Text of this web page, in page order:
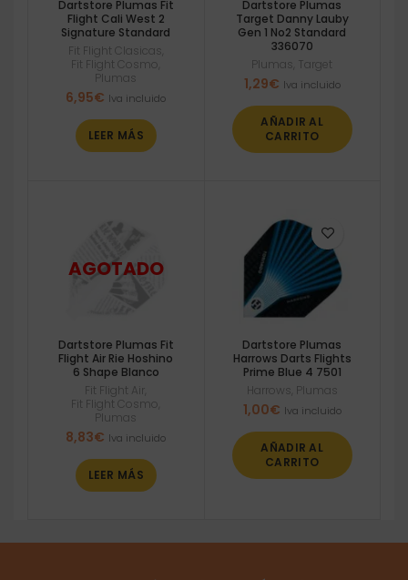
Dartstore Plumas Fit
Flight Cali West 2
Signature Standard
Fit Flight Clasicas
Fit Flight Cosmo
Plumas
6,95€ Iva incluido
LEER MÁS
Dartstore Plumas
Target Danny Lauby
Gen 1 No2 Standard
336070
Plumas Target
1,29€ Iva incluido
AÑADIR AL
CARRITO
Dartstore Plumas Fit
Flight Air Rie Hoshino
6 Shape Blanco
Fit Flight Air
Fit Flight Cosmo
Plumas
8,83€ Iva incluido
LEER MÁS
Dartstore Plumas
Harrows Darts Flights
Prime Blue 4 7501
Harrows Plumas
1,00€ Iva incluido
AÑADIR AL
CARRITO